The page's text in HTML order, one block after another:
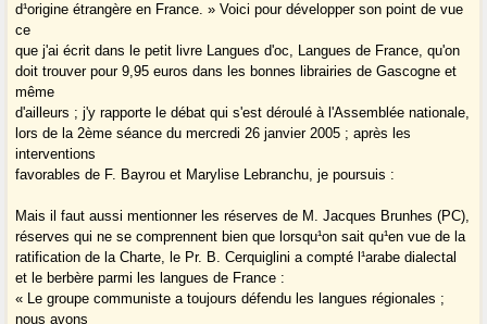
d¹origine étrangère en France. » Voici pour développer son point de vue
ce
que j'ai écrit dans le petit livre Langues d'oc, Langues de France, qu'on
doit trouver pour 9,95 euros dans les bonnes librairies de Gascogne et
même
d'ailleurs ; j'y rapporte le débat qui s'est déroulé à l'Assemblée nationale,
lors de la 2ème séance du mercredi 26 janvier 2005 ; après les
interventions
favorables de F. Bayrou et Marylise Lebranchu, je poursuis :
Mais il faut aussi mentionner les réserves de M. Jacques Brunhes (PC),
réserves qui ne se comprennent bien que lorsqu¹on sait qu¹en vue de la
ratification de la Charte, le Pr. B. Cerquiglini a compté l¹arabe dialectal
et le berbère parmi les langues de France :
« Le groupe communiste a toujours défendu les langues régionales ;
nous avons